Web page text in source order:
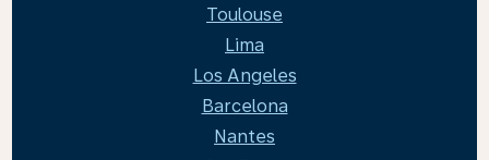
Toulouse
Lima
Los Angeles
Barcelona
Nantes